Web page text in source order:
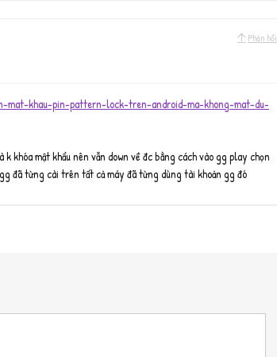
Phản hồi
khau-pin-pattern-lock-tren-android-ma-khong-mat-du-
khóa mật khẩu nên vẫn down về đc bằng cách vào gg play chọn
đã từng cài trên tất cả máy đã từng dùng tài khoản gg đó